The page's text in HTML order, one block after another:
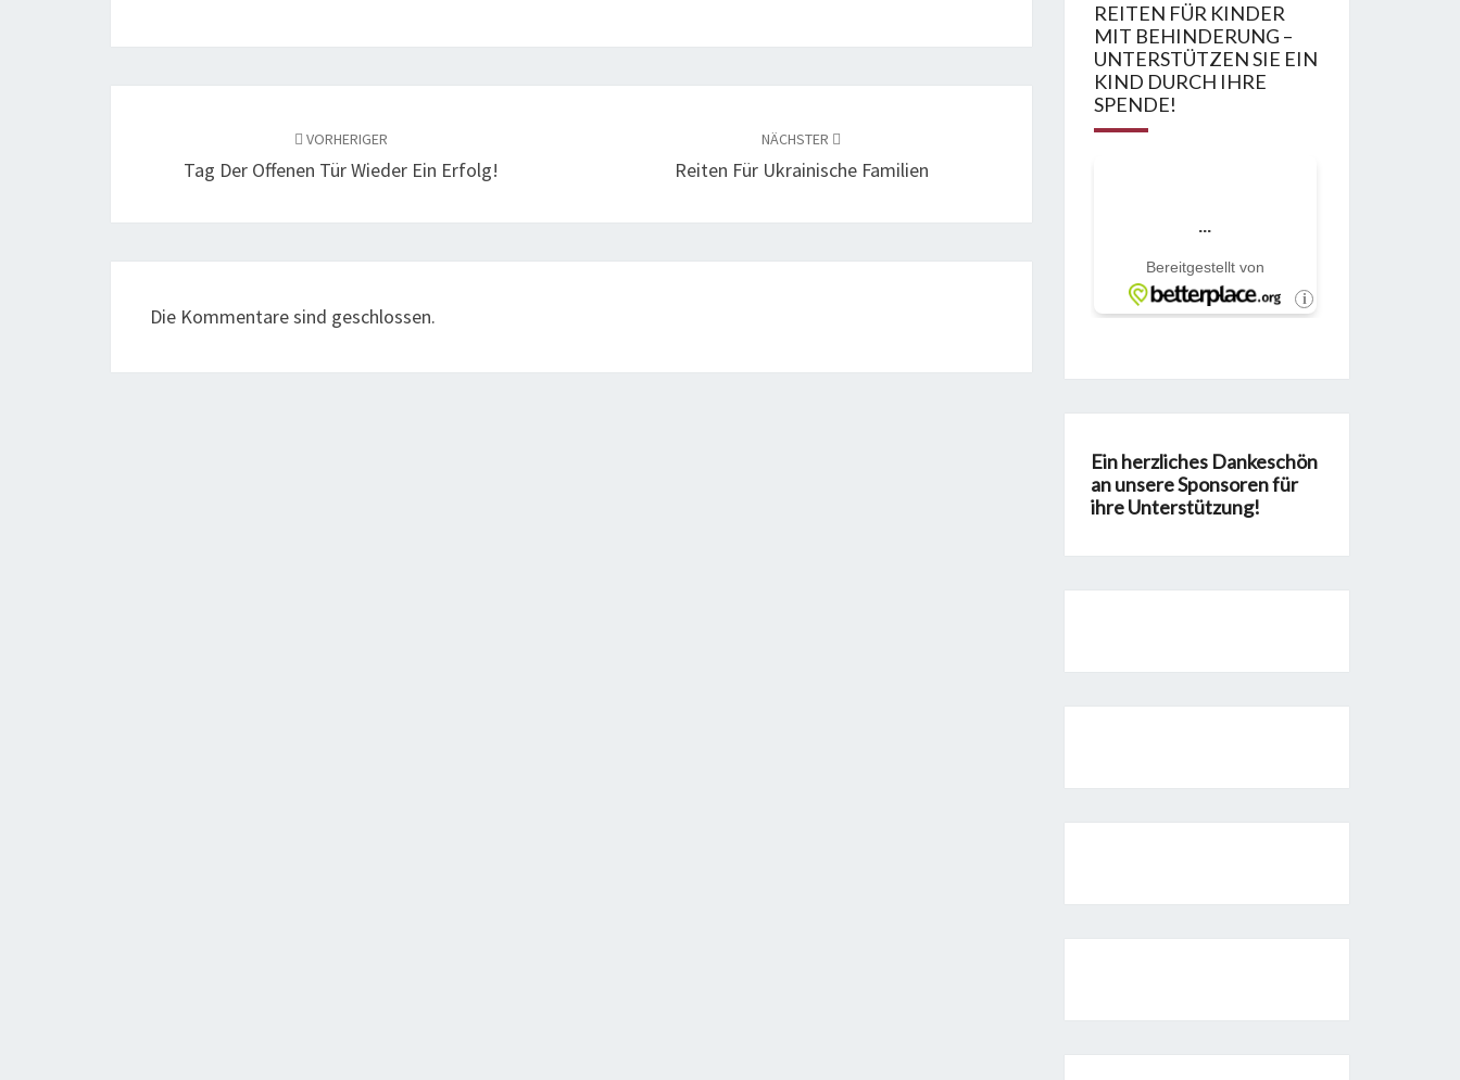
VORHERIGER
Tag Der Offenen Tür Wieder Ein Erfolg!
NÄCHSTER
Reiten Für Ukrainische Familien
Die Kommentare sind geschlossen.
REITEN FÜR KINDER
MIT BEHINDERUNG –
UNTERSTÜTZEN SIE EIN
KIND DURCH IHRE
SPENDE!
Ein herzliches Dankeschön
an unsere Sponsoren für
ihre Unterstützung!